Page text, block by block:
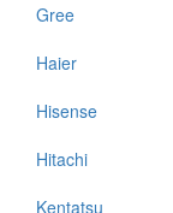
Gree
Haier
Hisense
Hitachi
Kentatsu